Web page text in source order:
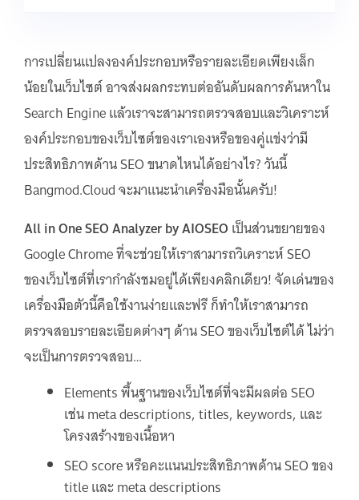
การเปลี่ยนแปลงองค์ประกอบหรือรายละเอียดเพียงเล็ก
น้อยในเว็บไซต์ อาจส่งผลกระทบต่ออันดับผลการค้นหาใน
Search Engine แล้วเราจะสามารถตรวจสอบและวิเคราะห์
องค์ประกอบของเว็บไซต์ของเราเองหรือของคู่แข่งว่ามี
ประสิทธิภาพด้าน SEO ขนาดไหนได้อย่างไร? วันนี้
Bangmod.Cloud จะมาแนะนำเครื่องมือนั้นครับ!
All in One SEO Analyzer by AIOSEO เป็นส่วนขยายของ
Google Chrome ที่จะช่วยให้เราสามารถวิเคราะห์ SEO
ของเว็บไซต์ที่เรากำลังชมอยู่ได้เพียงคลิกเดียว! จัดเด่นของ
เครื่องมือตัวนี้คือใช้งานง่ายและฟรี ก็ทำให้เราสามารถ
ตรวจสอบรายละเอียดต่างๆ ด้าน SEO ของเว็บไซต์ได้ ไม่ว่า
จะเป็นการตรวจสอบ…
Elements พื้นฐานของเว็บไซต์ที่จะมีผลต่อ SEO
เช่น meta descriptions, titles, keywords, และ
โครงสร้างของเนื้อหา
SEO score หรือคะแนนประสิทธิภาพด้าน SEO ของ
title และ meta descriptions